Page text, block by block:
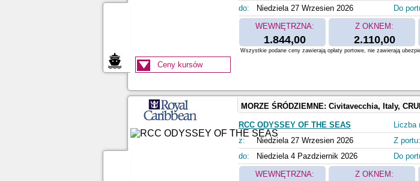
do:
Niedziela 27 Wrzesien 2026
Do
WEWNĘTRZNA:
1.844,00
Z OKNEM:
2.110,00
Ceny kursów
Wszystkie podane ceny zawierają opłaty portowe, nie zawierają
MORZE ŚRÓDZIEMNE: Civitavecchia, Italy, CRUISING, SANTORINI,
RCC ODYSSEY OF THE SEAS
z:
Niedziela 27 Wrzesien 2026
do:
Niedziela 4 Pazdziernik 2026
Liczba
Z portu:
Do
WEWNĘTRZNA:
Z OKNEM: